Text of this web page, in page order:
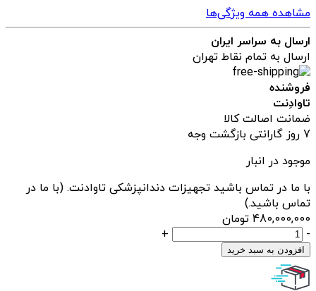
مشاهده همه ویژگی‌ها
ارسال به سراسر ایران
ارسال به تمام نقاط تهران
فروشنده
تاوادِنت
ضمانت اصالت کالا
7 روز گارانتی بازگشت وجه
موجود در انبار
با ما در تماس باشید تجهیزات دندانپزشکی تاوادنت. (با ما در
تماس باشید.)
480,000,000 تومان
یونیت
دندانپزشکی
کارن
مدل
-
+
افزودن به سبد خرید